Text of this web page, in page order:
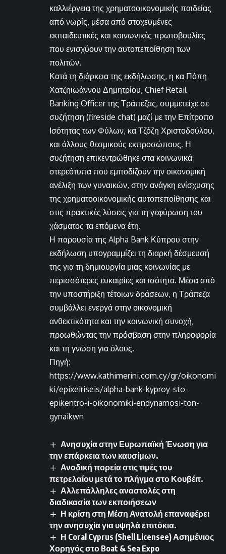
καλλιέργεια της χρηματοοικονομικής παιδείας
από νωρίς, μέσα από στοχευμένες
εκπαιδευτικές και κοινωνικές πρωτοβουλίες
που ενισχύουν την αυτοπεποίθηση των
πολιτών.
Κατά τη διάρκεια της εκδήλωσης, η κα Πόπη
Χατζηιωάννου Δημητρίου, Chief Retail
Banking Officer της Τράπεζας, συμμετείχε σε
συζήτηση (fireside chat) μαζί με την Επίτροπο
Ισότητας των Φύλων, κα Τζόζη Χριστοδούλου,
και άλλους θεσμικούς εκπροσώπους. Η
συζήτηση επικεντρώθηκε στα κοινωνικά
στερεότυπα που εμποδίζουν την οικονομική
ανέλιξη των γυναικών, στην ανάγκη ενίσχυσης
της χρηματοοικονομικής αυτοπεποίθησης και
στις πρακτικές λύσεις για τη γεφύρωση του
χάσματος τα επόμενα έτη.
Η παρουσία της Alpha Bank Κύπρου στην
εκδήλωση υπογραμμίζει τη διαρκή δέσμευσή
της για τη δημιουργία μιας κοινωνίας με
περισσότερες ευκαιρίες και ισότητα. Μέσα από
την υποστήριξη τέτοιων δράσεων, η Τράπεζα
συμβάλλει ενεργά στην οικονομική
ανθεκτικότητα και την κοινωνική συνοχή,
προωθώντας την πρόσβαση στην πληροφορία
και τη γνώση για όλους.
Πηγή:
https://www.kathimerini.com.cy/gr/oikonomi
ki/epixeiriseis/alpha-bank-kyproy-sto-
epikentro-i-oikonomiki-endynamosi-ton-
gynaikwn
Ανησυχία στην Ευρωπαϊκή Ένωση για
την επάρκεια των καυσίμων.
Ανοδική πορεία στις τιμές του
πετρελαίου μετά το πλήγμα στο Κουβέιτ.
Αλλεπάλληλες αναστολές στη
διαδικασία των εκποιήσεων
Η κρίση στη Μέση Ανατολή επαναφέρει
την ανησυχία για υψηλά επιτόκια.
Η Coral Cyprus (Shell Licensee) Ασημένιος
Χορηγός στο Boat & Sea Expo